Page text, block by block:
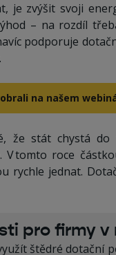
je zvýšit svoji
– na rozdíl
podporuje
na našem
že stát chystá
V tomto roce
rychle jednat.
pro firmy v
štědré dotační